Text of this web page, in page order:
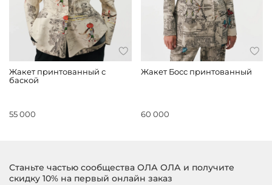
Жакет принтованный с
баской
55 000
Жакет Босс принтованный
60 000
Станьте частью сообщества ОЛА ОЛА и получите
скидку 10% на первый онлайн заказ